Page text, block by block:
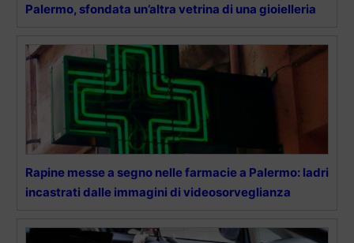
Palermo, sfondata un’altra vetrina di una gioielleria
Rapine messe a segno nelle farmacie a Palermo: ladri
incastrati dalle immagini di videosorveglianza